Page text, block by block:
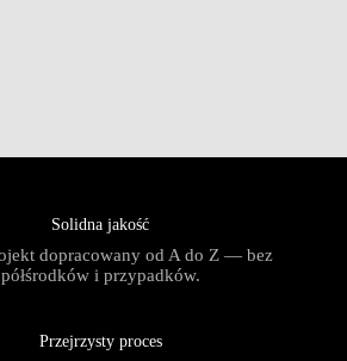
Solidna jakość
dopracowany od A do Z — bez
półśrodków i przypadków.
Przejrzysty proces